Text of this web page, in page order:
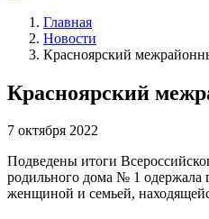
Главная
Новости
Красноярский
Красноярский
7 октября 2022
Подведены итоги
родильного дома № 1 одержала
женщиной и семьей,